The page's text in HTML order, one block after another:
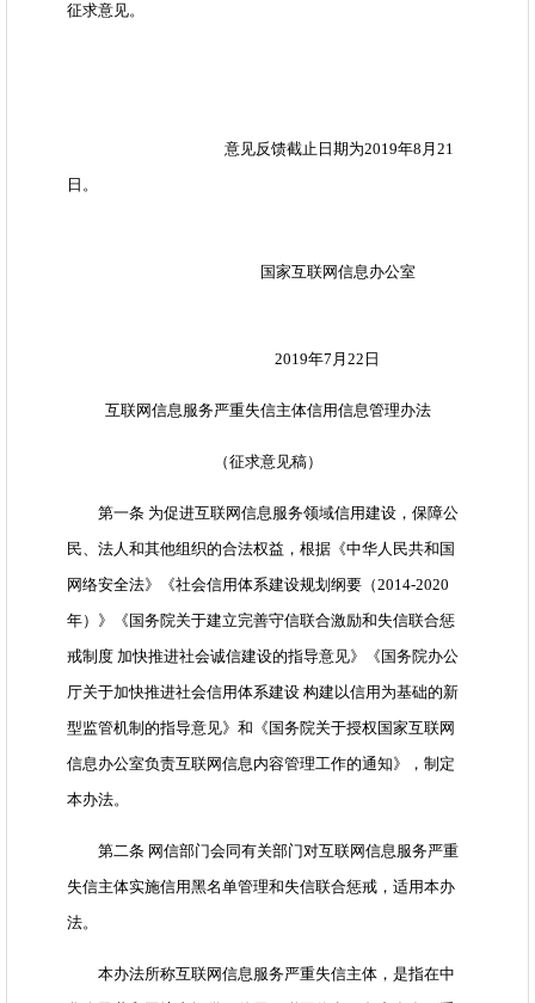
征求意见。
意见反馈截止日期为2019年8月21
日。
国家互联网信息办公室
2019年7月22日
互联网信息服务严重失信主体信用信息管理办法
（征求意见稿）
第一条 为促进互联网信息服务领域信用建设，保障公
民、法人和其他组织的合法权益，根据《中华人民共和国
网络安全法》《社会信用体系建设规划纲要（2014-2020
年）》《国务院关于建立完善守信联合激励和失信联合惩
戒制度 加快推进社会诚信建设的指导意见》《国务院办公
厅关于加快推进社会信用体系建设 构建以信用为基础的新
型监管机制的指导意见》和《国务院关于授权国家互联网
信息办公室负责互联网信息内容管理工作的通知》，制定
本办法。
第二条 网信部门会同有关部门对互联网信息服务严重
失信主体实施信用黑名单管理和失信联合惩戒，适用本办
法。
本办法所称互联网信息服务严重失信主体，是指在中